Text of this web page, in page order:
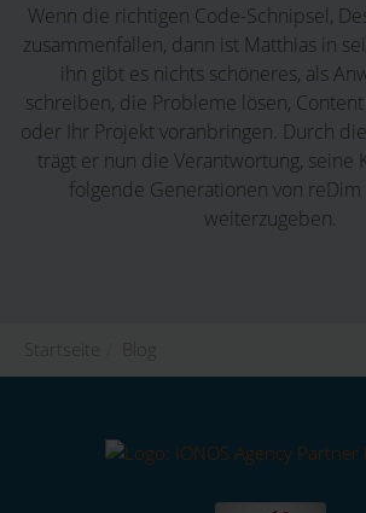
Wenn die richtigen Code-Schnipsel,
zusammenfallen, dann ist Matthias in
ihn gibt es nichts schöneres, als
schreiben, die Probleme lösen,
oder Ihr Projekt voranbringen. Durch
trägt er nun die Verantwortung, seine
folgende Generationen von
weiterzugeben.
Startseite Blog